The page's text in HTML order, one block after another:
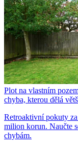
Plot na vlastním
chyba, kterou dělá
Retroaktivní pokuty
milion korun. Naučte
chybám.